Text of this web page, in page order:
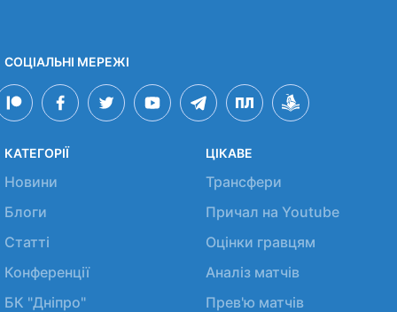
СОЦІАЛЬНІ МЕРЕЖІ
КАТЕГОРІЇ
Новини
Блоги
Статті
Конференції
БК "Дніпро"
ЦІКАВЕ
Трансфери
Причал на Youtube
Оцінки гравцям
Аналіз матчів
Прев'ю матчів